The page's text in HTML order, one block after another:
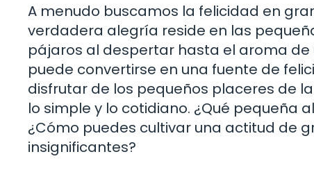
A menudo buscamos la felicidad en
verdadera alegría reside en las
pájaros al despertar hasta el aroma
puede convertirse en una fuente de
disfrutar de los pequeños placeres de
lo simple y lo cotidiano. ¿Qué pequeña
¿Cómo puedes cultivar una actitud de
insignificantes?